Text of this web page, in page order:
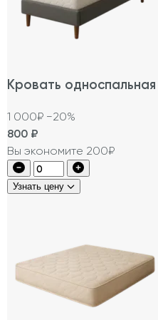
Кровать
1 000₽ −20%
800 ₽
Вы экономите 200₽
Узнать цену